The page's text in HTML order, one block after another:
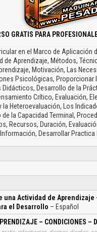
GRATIS PARA
en el Marco de Aplicación
de Aprendizaje, Métodos,
Motivación, Las
Psicológicas, Proporcionar
Didácticos, Desarrollo de la
Crítico, Evaluación,
Heteroevaluación, Los
la Capacidad Terminal,
Recursos, Duración,
Desarrollar Practica
una Actividad de
el Desarrollo – Español
– CONDICIONES –